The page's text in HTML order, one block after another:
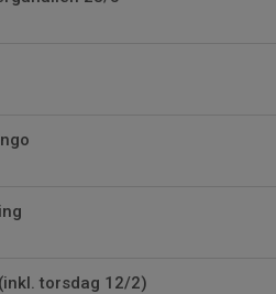
torsdag 12/2)